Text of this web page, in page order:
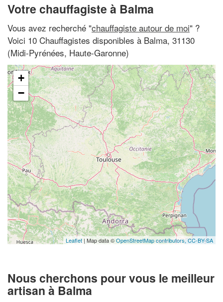
Votre chauffagiste à Balma
Vous avez recherché "chauffagiste autour de moi" ?
Voici 10 Chauffagistes disponibles à Balma, 31130
(Midi-Pyrénées, Haute-Garonne)
+
−
Leaflet | Map data ©OpenStreetMap contributors,CC-BY-SA
Nous cherchons pour vous le meilleur
artisan à Balma